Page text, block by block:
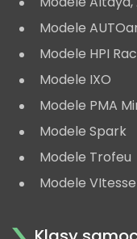
Modele
Modele HPI
Modele IXO
Modele PMA
Modele Spark
Modele Trofeu
Modele VItesse